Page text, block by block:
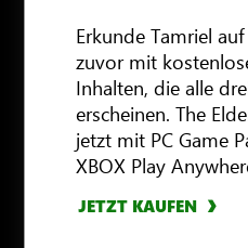
Erkunde Tamriel
zuvor mit
Inhalten, die alle
erscheinen. The
jetzt mit PC Game
XBOX Play
JETZT KAUFEN
MEHR ERFAHREN